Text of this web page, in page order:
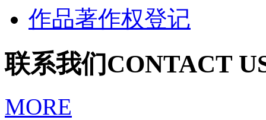
作品著作权登记
联系我们CONTACT
MORE